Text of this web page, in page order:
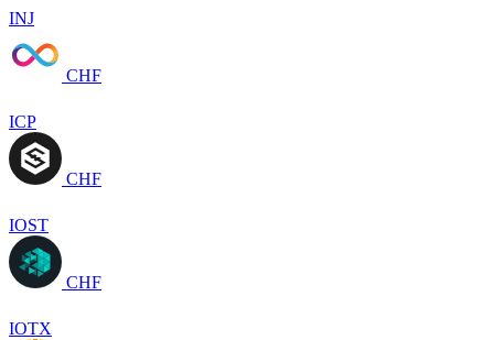
INJ
CHF
ICP
CHF
IOST
CHF
IOTX